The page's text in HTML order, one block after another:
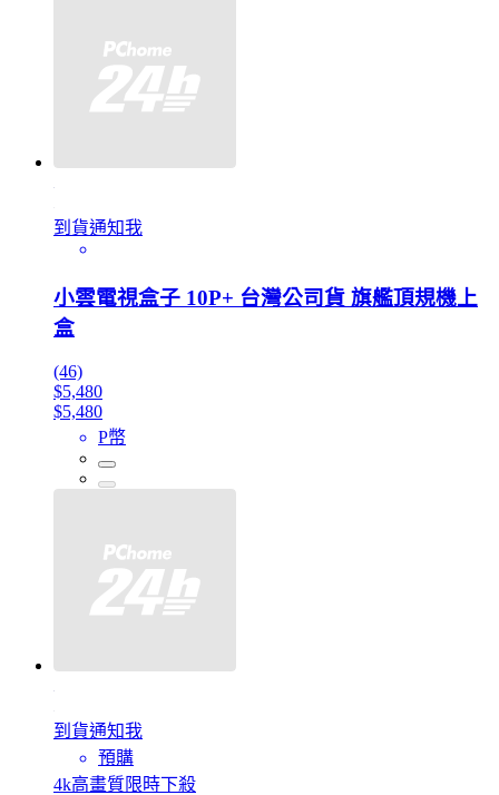
到貨通知我
小雲電視盒子 10P+ 台灣公司貨 旗艦頂規機上
盒
(46)
$5,480
$5,480
P幣
到貨通知我
預購
4k高畫質限時下殺